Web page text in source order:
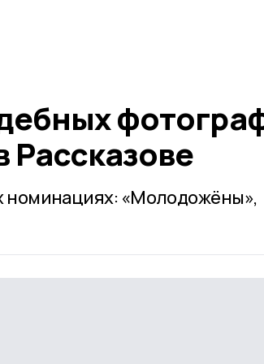
Рассказове
номинациях: «Молодожёны»,